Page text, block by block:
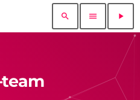
search menu play_arrow